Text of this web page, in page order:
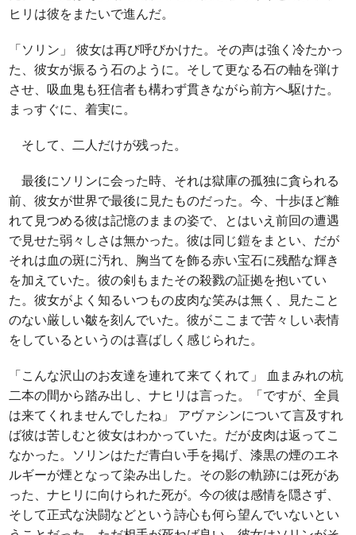
ヒリは彼をまたいで進んだ。
「ソリン」 彼女は再び呼びかけた。その声は強く冷たかっ
た、彼女が振るう石のように。そして更なる石の軸を弾け
させ、吸血鬼も狂信者も構わず貫きながら前方へ駆けた。
まっすぐに、着実に。
そして、二人だけが残った。
最後にソリンに会った時、それは獄庫の孤独に貪られる
前、彼女が世界で最後に見たものだった。今、十歩ほど離
れて見つめる彼は記憶のままの姿で、とはいえ前回の遭遇
で見せた弱々しさは無かった。彼は同じ鎧をまとい、だが
それは血の斑に汚れ、胸当てを飾る赤い宝石に残酷な輝き
を加えていた。彼の剣もまたその殺戮の証拠を抱いてい
た。彼女がよく知るいつもの皮肉な笑みは無く、見たこと
のない厳しい皺を刻んでいた。彼がここまで苦々しい表情
をしているというのは喜ばしく感じられた。
「こんな沢山のお友達を連れて来てくれて」 血まみれの杭
二本の間から踏み出し、ナヒリは言った。「ですが、全員
は来てくれませんでしたね」 アヴァシンについて言及すれ
ば彼は苦しむと彼女はわかっていた。だが皮肉は返ってこ
なかった。ソリンはただ青白い手を掲げ、漆黒の煙のエネ
ルギーが煙となって染み出した。その影の軌跡には死があ
った、ナヒリに向けられた死が。今の彼は感情を隠さず、
そして正式な決闘などという詩心も何ら望んでいないとい